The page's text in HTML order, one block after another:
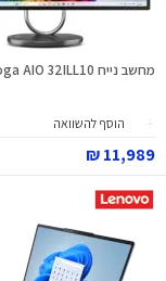
מחשב נייח Yoga AIO 32ILL10
הוסף להשוואה
11,989 ₪